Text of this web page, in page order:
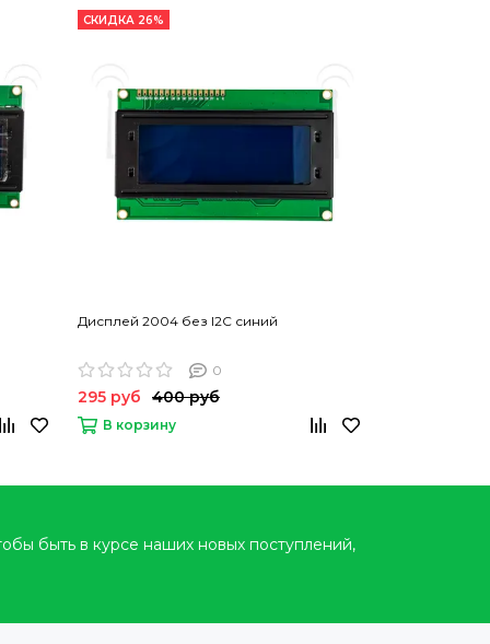
СКИДКА 26%
Дисплей 2004 без I2C синий
0
295 руб 400 руб
В корзину
быть в курсе наших новых поступлений,